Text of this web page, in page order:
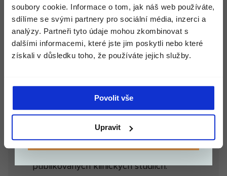
soubory cookie. Informace o tom, jak náš web používáte,
sdílíme se svými partnery pro sociální média, inzerci a
analýzy. Partneři tyto údaje mohou zkombinovat s
dalšími informacemi, které jste jim poskytli nebo které
získali v důsledku toho, že používáte jejich služby.
Povolit vše
Upravit
Měna Nizozemsko (€)
NÁŠ CODEX.
Máme data i výsledky:Účinky našich
produktů potvrzují dermatologové v
publikovaných klinických studiích.
Suchá a šupinatá kůže
Sklon k ekzému
Sklon k akné, mastná pokožka
Jiné (např. sklon k rosacee nebo psoriáze)
ZÍSKAT SLEVU